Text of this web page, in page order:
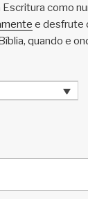
como
e desfrute
quando e